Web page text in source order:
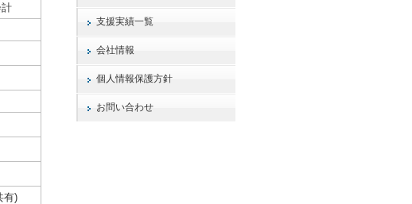
有)
支援実績一覧
会社情報
個人情報保護方針
お問い合わせ